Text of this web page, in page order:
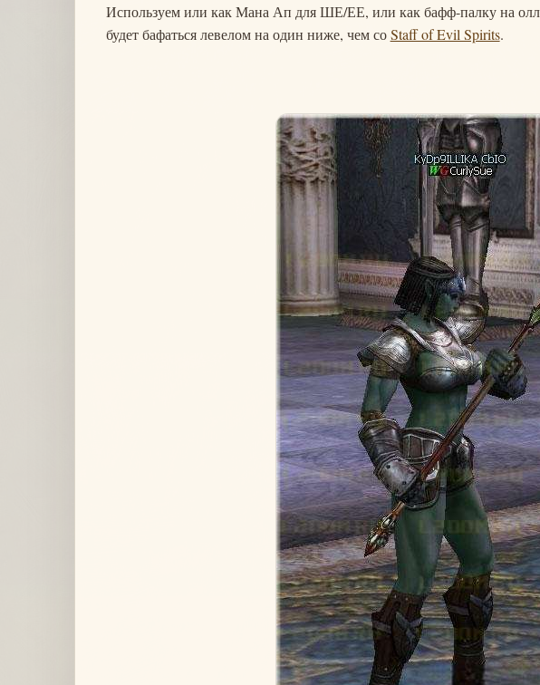
Используем или как Мана Ап для ШЕ/ЕЕ, или как бафф-палку на
будет бафаться левелом на один ниже, чем соStaff of Evil Spirits.